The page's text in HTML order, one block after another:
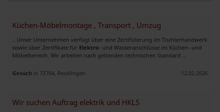
Küchen-Möbelmontage , Transport , Umzug
.. Unser Unternehmen verfügt über eine Zertifizierung im Tischlerhandwerk
sowie über Zertifikate für Elektro- und Wasseranschlüsse im Küchen- und
Möbelbereich. Wir arbeiten nach geltenden technischen Standard ..
Gesuch in 72764, Reutlingen 12.02.2026
Wir suchen Auftrag elektrik und HKLS